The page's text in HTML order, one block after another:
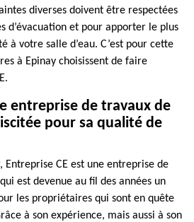
diverses doivent être respectées
d’évacuation et pour apporter le plus
à votre salle d’eau. C’est pour cette
à Epinay choisissent de faire
entreprise de travaux de
pour sa qualité de
Entreprise CE est une entreprise de
est devenue au fil des années un
les propriétaires qui sont en quête
à son expérience, mais aussi à son